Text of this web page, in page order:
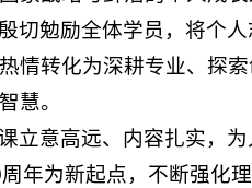
切勉励全体学员，将个
情转化为深耕专业、探
慧。
立意高远、内容扎实，
年为新起点，不断强化